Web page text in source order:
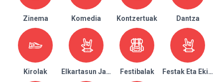
Zinema Komedia Kontzertuak Dantza
Kirolak Elkartasun JaialdiakFestibalak Festak Eta